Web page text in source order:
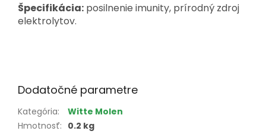
Špecifikácia: posilnenie imunity, prírodný zdroj
elektrolytov.
Dodatočné parametre
Kategória:
Witte Molen
Hmotnosť: 0.2 kg